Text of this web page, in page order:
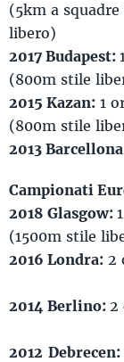
(5km a
libero)
2017 Budapest:1
(800m stile
2015 Kazan: 1
(800m stile
2013
Campionati
2018 Glasgow:
(1500m stile
2016 Londra: 2
2014 Berlino:
2012 Debrecen: